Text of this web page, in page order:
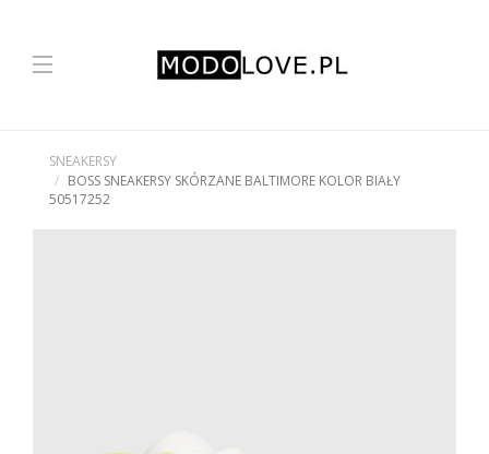
SNEAKERSY
BOSS SNEAKERSY SKÓRZANE BALTIMORE KOLOR BIAŁY
50517252